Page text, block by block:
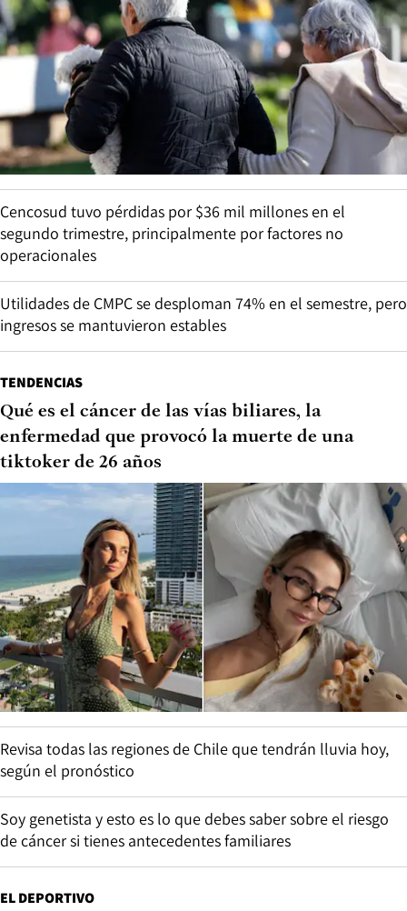
Cencosud tuvo pérdidas por $36 mil millones en el
segundo trimestre, principalmente por factores no
operacionales
Utilidades de CMPC se desploman 74% en el semestre, pero
ingresos se mantuvieron estables
TENDENCIAS
Qué es el cáncer de las vías biliares, la
enfermedad que provocó la muerte de una
tiktoker de 26 años
Revisa todas las regiones de Chile que tendrán lluvia hoy,
según el pronóstico
Soy genetista y esto es lo que debes saber sobre el riesgo
de cáncer si tienes antecedentes familiares
EL DEPORTIVO